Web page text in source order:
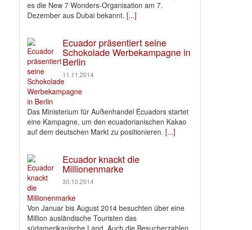
es die New 7 Wonders-Organisation am 7.
Dezember aus Dubai bekannt. [...]
Ecuador präsentiert seine
Schokolade Werbekampagne in
Berlin
11.11.2014
Das Ministerium für Außenhandel Ecuadors startet
eine Kampagne, um den ecuadorianischen Kakao
auf dem deutschen Markt zu positionieren. [...]
Ecuador knackt die
Millionenmarke
30.10.2014
Von Januar bis August 2014 besuchten über eine
Million ausländische Touristen das
südamerikanische Land. Auch die Besucherzahlen